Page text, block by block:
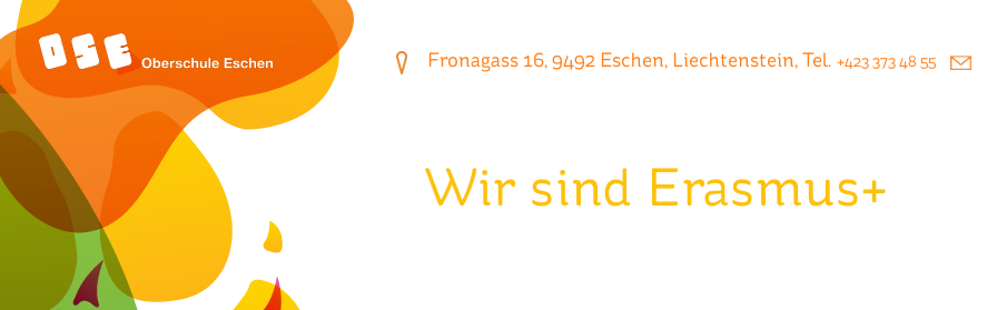
Fronagass 16, 9492 Eschen, Liechtenstein, Tel. +423 373 48 55
Wir sind Erasmus+